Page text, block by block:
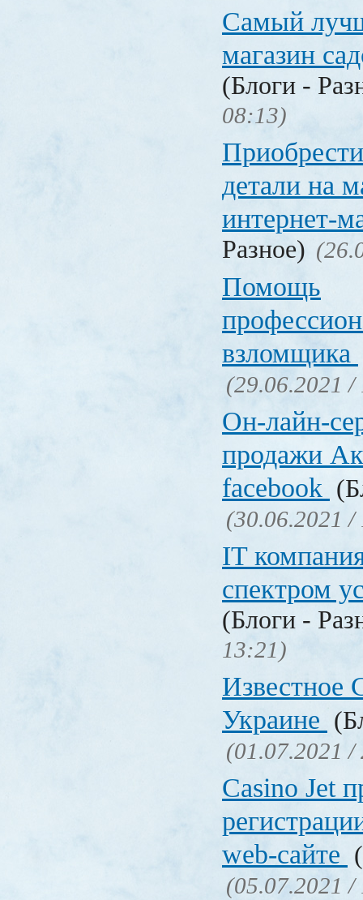
Самый
магазин
(Блоги -
08:13)
детали на
интернет-
Разное)
Помощь
взломщика
(29.06.2021 /
Он-лайн-
продажи
facebook
(30.06.2021 /
IT
спектром
(Блоги -
13:21)
Известное
Украине
(01.07.2021 /
Сasino Jet
web-сайте
(05.07.2021 /